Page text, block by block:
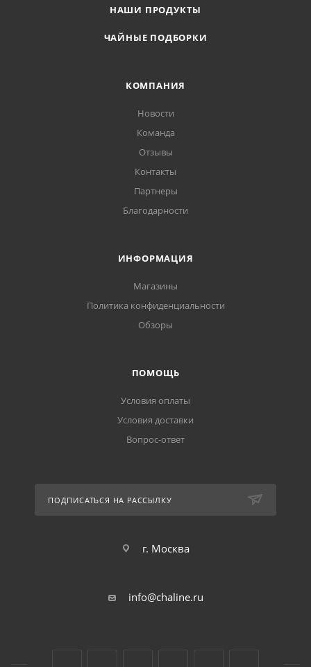
НАШИ ПРОДУКТЫ
ЧАЙНЫЕ ПОДБОРКИ
КОМПАНИЯ
Новости
Команда
Отзывы
Контакты
Партнеры
Благодарности
ИНФОРМАЦИЯ
Магазины
Политика конфиденциальности
Обзоры
ПОМОЩЬ
Условия оплаты
Условия доставки
Вопрос-ответ
ПОДПИСАТЬСЯ НА РАССЫЛКУ
г. Москва
info@chaline.ru